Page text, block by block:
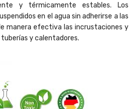
y térmicamente estables. Los
en el agua sin adherirse a las
manera efectiva las incrustaciones y
y calentadores.